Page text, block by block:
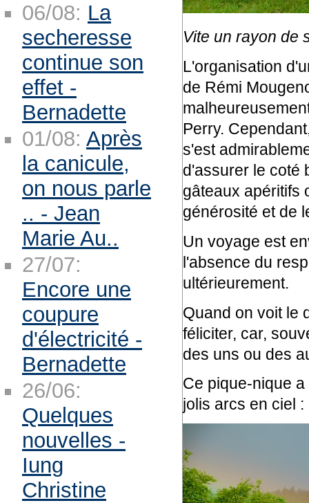
Vite un rayon de
L'organisation
de Rémi
Perry.
s'est
d'assurer le coté
gâteaux apéritifs
générosité et de
Un voyage est
l'absence du
ultérieurement.
Quand on voit le
féliciter, car,
des uns ou des
Ce pique-nique
jolis arcs en ciel :
06/08: La
secheresse
continue son
effet -
Bernadette
01/08: Après
la canicule,
on nous parle
.. - Jean
Marie Au..
27/07:
Encore une
coupure
d'électricité -
Bernadette
26/06:
Quelques
nouvelles -
Iung
Christine